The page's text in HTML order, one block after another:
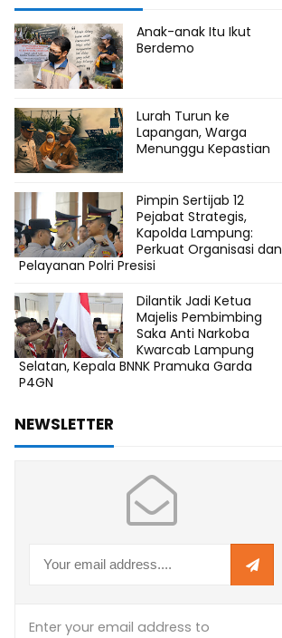
Anak-anak Itu Ikut
Berdemo
Lurah Turun ke
Lapangan, Warga
Menunggu Kepastian
Pimpin Sertijab 12
Pejabat Strategis,
Kapolda Lampung:
Perkuat Organisasi dan
Pelayanan Polri Presisi
Dilantik Jadi Ketua
Majelis Pembimbing
Saka Anti Narkoba
Kwarcab Lampung
Selatan, Kepala BNNK Pramuka Garda
P4GN
NEWSLETTER